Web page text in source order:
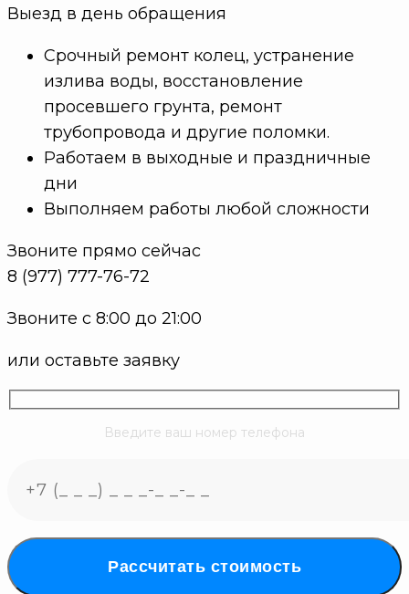
Выезд в день обращения
Срочный ремонт колец, устранение
излива воды, восстановление
просевшего грунта, ремонт
трубопровода и другие поломки.
Работаем в выходные и праздничные
дни
Выполняем работы любой сложности
Звоните прямо сейчас
8 (977) 777-76-72
Звоните с 8:00 до 21:00
или оставьте заявку
Введите ваш номер телефона
Рассчитать стоимость